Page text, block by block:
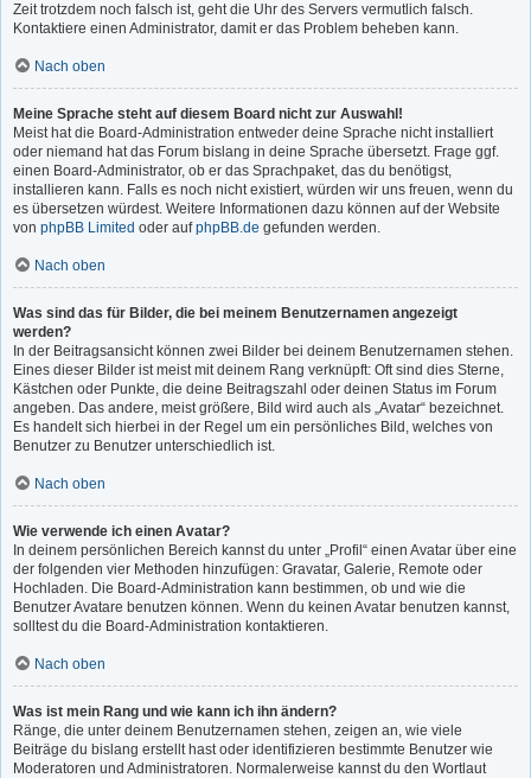
Zeit trotzdem noch falsch ist, geht die Uhr des Servers vermutlich falsch.
Kontaktiere einen Administrator, damit er das Problem beheben kann.
Nach oben
Meine Sprache steht auf diesem Board nicht zur Auswahl!
Meist hat die Board-Administration entweder deine Sprache nicht installiert
oder niemand hat das Forum bislang in deine Sprache übersetzt. Frage ggf.
einen Board-Administrator, ob er das Sprachpaket, das du benötigst,
installieren kann. Falls es noch nicht existiert, würden wir uns freuen, wenn du
es übersetzen würdest. Weitere Informationen dazu können auf der Website
von phpBB Limited oder aufphpBB.de gefunden werden.
Nach oben
Was sind das für Bilder, die bei meinem Benutzernamen angezeigt
werden?
In der Beitragsansicht können zwei Bilder bei deinem Benutzernamen stehen.
Eines dieser Bilder ist meist mit deinem Rang verknüpft: Oft sind dies Sterne,
Kästchen oder Punkte, die deine Beitragszahl oder deinen Status im Forum
angeben. Das andere, meist größere, Bild wird auch als „Avatar“ bezeichnet.
Es handelt sich hierbei in der Regel um ein persönliches Bild, welches von
Benutzer zu Benutzer unterschiedlich ist.
Nach oben
Wie verwende ich einen Avatar?
In deinem persönlichen Bereich kannst du unter „Profil“ einen Avatar über eine
der folgenden vier Methoden hinzufügen: Gravatar, Galerie, Remote oder
Hochladen. Die Board-Administration kann bestimmen, ob und wie die
Benutzer Avatare benutzen können. Wenn du keinen Avatar benutzen kannst,
solltest du die Board-Administration kontaktieren.
Nach oben
Was ist mein Rang und wie kann ich ihn ändern?
Ränge, die unter deinem Benutzernamen stehen, zeigen an, wie viele
Beiträge du bislang erstellt hast oder identifizieren bestimmte Benutzer wie
Moderatoren und Administratoren. Normalerweise kannst du den Wortlaut